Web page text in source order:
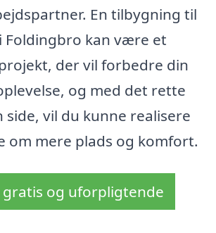
En tilbygning til
Foldingbro kan være et
der vil forbedre din
og med det rette
vil du kunne realisere
om mere plads og komfort.
gratis og uforpligtende